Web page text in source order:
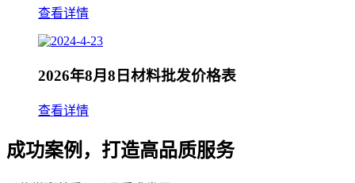
查看详情
2026年8月8日材料批发价格表
查看详情
成功案例，打造高品质服务